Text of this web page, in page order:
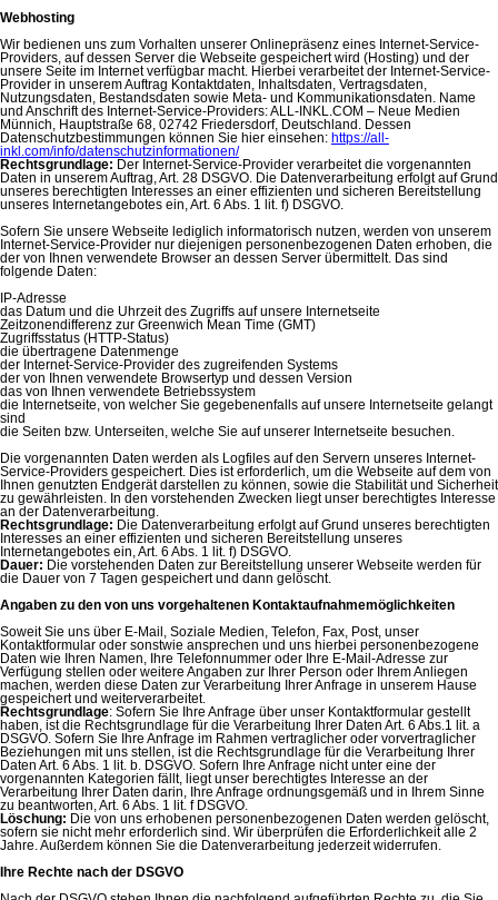
Webhosting
Wir bedienen uns zum Vorhalten unserer Onlinepräsenz eines Internet-Service-
Providers, auf dessen Server die Webseite gespeichert wird (Hosting) und der
unsere Seite im Internet verfügbar macht. Hierbei verarbeitet der Internet-Service-
Provider in unserem Auftrag Kontaktdaten, Inhaltsdaten, Vertragsdaten,
Nutzungsdaten, Bestandsdaten sowie Meta- und Kommunikationsdaten. Name
und Anschrift des Internet-Service-Providers: ALL-INKL.COM – Neue Medien
Münnich, Hauptstraße 68, 02742 Friedersdorf, Deutschland. Dessen
Datenschutzbestimmungen können Sie hier einsehen: https://all-
inkl.com/info/datenschutzinformationen/
Rechtsgrundlage: Der Internet-Service-Provider verarbeitet die vorgenannten
Daten in unserem Auftrag, Art. 28 DSGVO. Die Datenverarbeitung erfolgt auf Grund
unseres berechtigten Interesses an einer effizienten und sicheren Bereitstellung
unseres Internetangebotes ein, Art. 6 Abs. 1 lit. f) DSGVO.
Sofern Sie unsere Webseite lediglich informatorisch nutzen, werden von unserem
Internet-Service-Provider nur diejenigen personenbezogenen Daten erhoben, die
der von Ihnen verwendete Browser an dessen Server übermittelt. Das sind
folgende Daten:
IP-Adresse
das Datum und die Uhrzeit des Zugriffs auf unsere Internetseite
Zeitzonendifferenz zur Greenwich Mean Time (GMT)
Zugriffsstatus (HTTP-Status)
die übertragene Datenmenge
der Internet-Service-Provider des zugreifenden Systems
der von Ihnen verwendete Browsertyp und dessen Version
das von Ihnen verwendete Betriebssystem
die Internetseite, von welcher Sie gegebenenfalls auf unsere Internetseite gelangt
sind
die Seiten bzw. Unterseiten, welche Sie auf unserer Internetseite besuchen.
Die vorgenannten Daten werden als Logfiles auf den Servern unseres Internet-
Service-Providers gespeichert. Dies ist erforderlich, um die Webseite auf dem von
Ihnen genutzten Endgerät darstellen zu können, sowie die Stabilität und Sicherheit
zu gewährleisten. In den vorstehenden Zwecken liegt unser berechtigtes Interesse
an der Datenverarbeitung.
Rechtsgrundlage: Die Datenverarbeitung erfolgt auf Grund unseres berechtigten
Interesses an einer effizienten und sicheren Bereitstellung unseres
Internetangebotes ein, Art. 6 Abs. 1 lit. f) DSGVO.
Dauer: Die vorstehenden Daten zur Bereitstellung unserer Webseite werden für
die Dauer von 7 Tagen gespeichert und dann gelöscht.
Angaben zu den von uns vorgehaltenen Kontaktaufnahmemöglichkeiten
Soweit Sie uns über E-Mail, Soziale Medien, Telefon, Fax, Post, unser
Kontaktformular oder sonstwie ansprechen und uns hierbei personenbezogene
Daten wie Ihren Namen, Ihre Telefonnummer oder Ihre E-Mail-Adresse zur
Verfügung stellen oder weitere Angaben zur Ihrer Person oder Ihrem Anliegen
machen, werden diese Daten zur Verarbeitung Ihrer Anfrage in unserem Hause
gespeichert und weiterverarbeitet.
Rechtsgrundlage: Sofern Sie Ihre Anfrage über unser Kontaktformular gestellt
haben, ist die Rechtsgrundlage für die Verarbeitung Ihrer Daten Art. 6 Abs.1 lit. a
DSGVO. Sofern Sie Ihre Anfrage im Rahmen vertraglicher oder vorvertraglicher
Beziehungen mit uns stellen, ist die Rechtsgrundlage für die Verarbeitung Ihrer
Daten Art. 6 Abs. 1 lit. b. DSGVO. Sofern Ihre Anfrage nicht unter eine der
vorgenannten Kategorien fällt, liegt unser berechtigtes Interesse an der
Verarbeitung Ihrer Daten darin, Ihre Anfrage ordnungsgemäß und in Ihrem Sinne
zu beantworten, Art. 6 Abs. 1 lit. f DSGVO.
Löschung: Die von uns erhobenen personenbezogenen Daten werden gelöscht,
sofern sie nicht mehr erforderlich sind. Wir überprüfen die Erforderlichkeit alle 2
Jahre. Außerdem können Sie die Datenverarbeitung jederzeit widerrufen.
Ihre Rechte nach der DSGVO